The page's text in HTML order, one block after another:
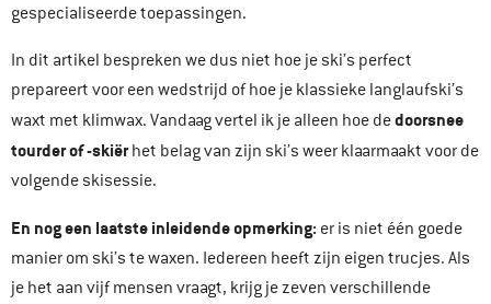
gespecialiseerde toepassingen.
In dit artikel bespreken we dus niet hoe je ski’s perfect
prepareert voor een wedstrijd of hoe je klassieke langlaufski’s
waxt met klimwax. Vandaag vertel ik je alleen hoe dedoorsnee
tourder of -skiërhet belag van zijn ski’s weer klaarmaakt voor de
volgende skisessie.
En nog een laatste inleidende opmerking: er is niet één goede
manier om ski’s te waxen. Iedereen heeft zijn eigen trucjes. Als
je het aan vijf mensen vraagt, krijg je zeven verschillende